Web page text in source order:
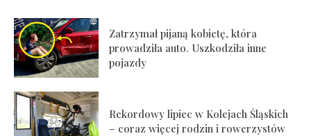
Zatrzymał pijaną kobietę, która
prowadziła auto. Uszkodziła inne
pojazdy
Rekordowy lipiec w Kolejach Śląskich
– coraz więcej rodzin i rowerzystów